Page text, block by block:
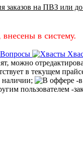
заказов на ПВЗ или
внесены в систему.
Вопросы
можно
в текущем
наличии;
-
-